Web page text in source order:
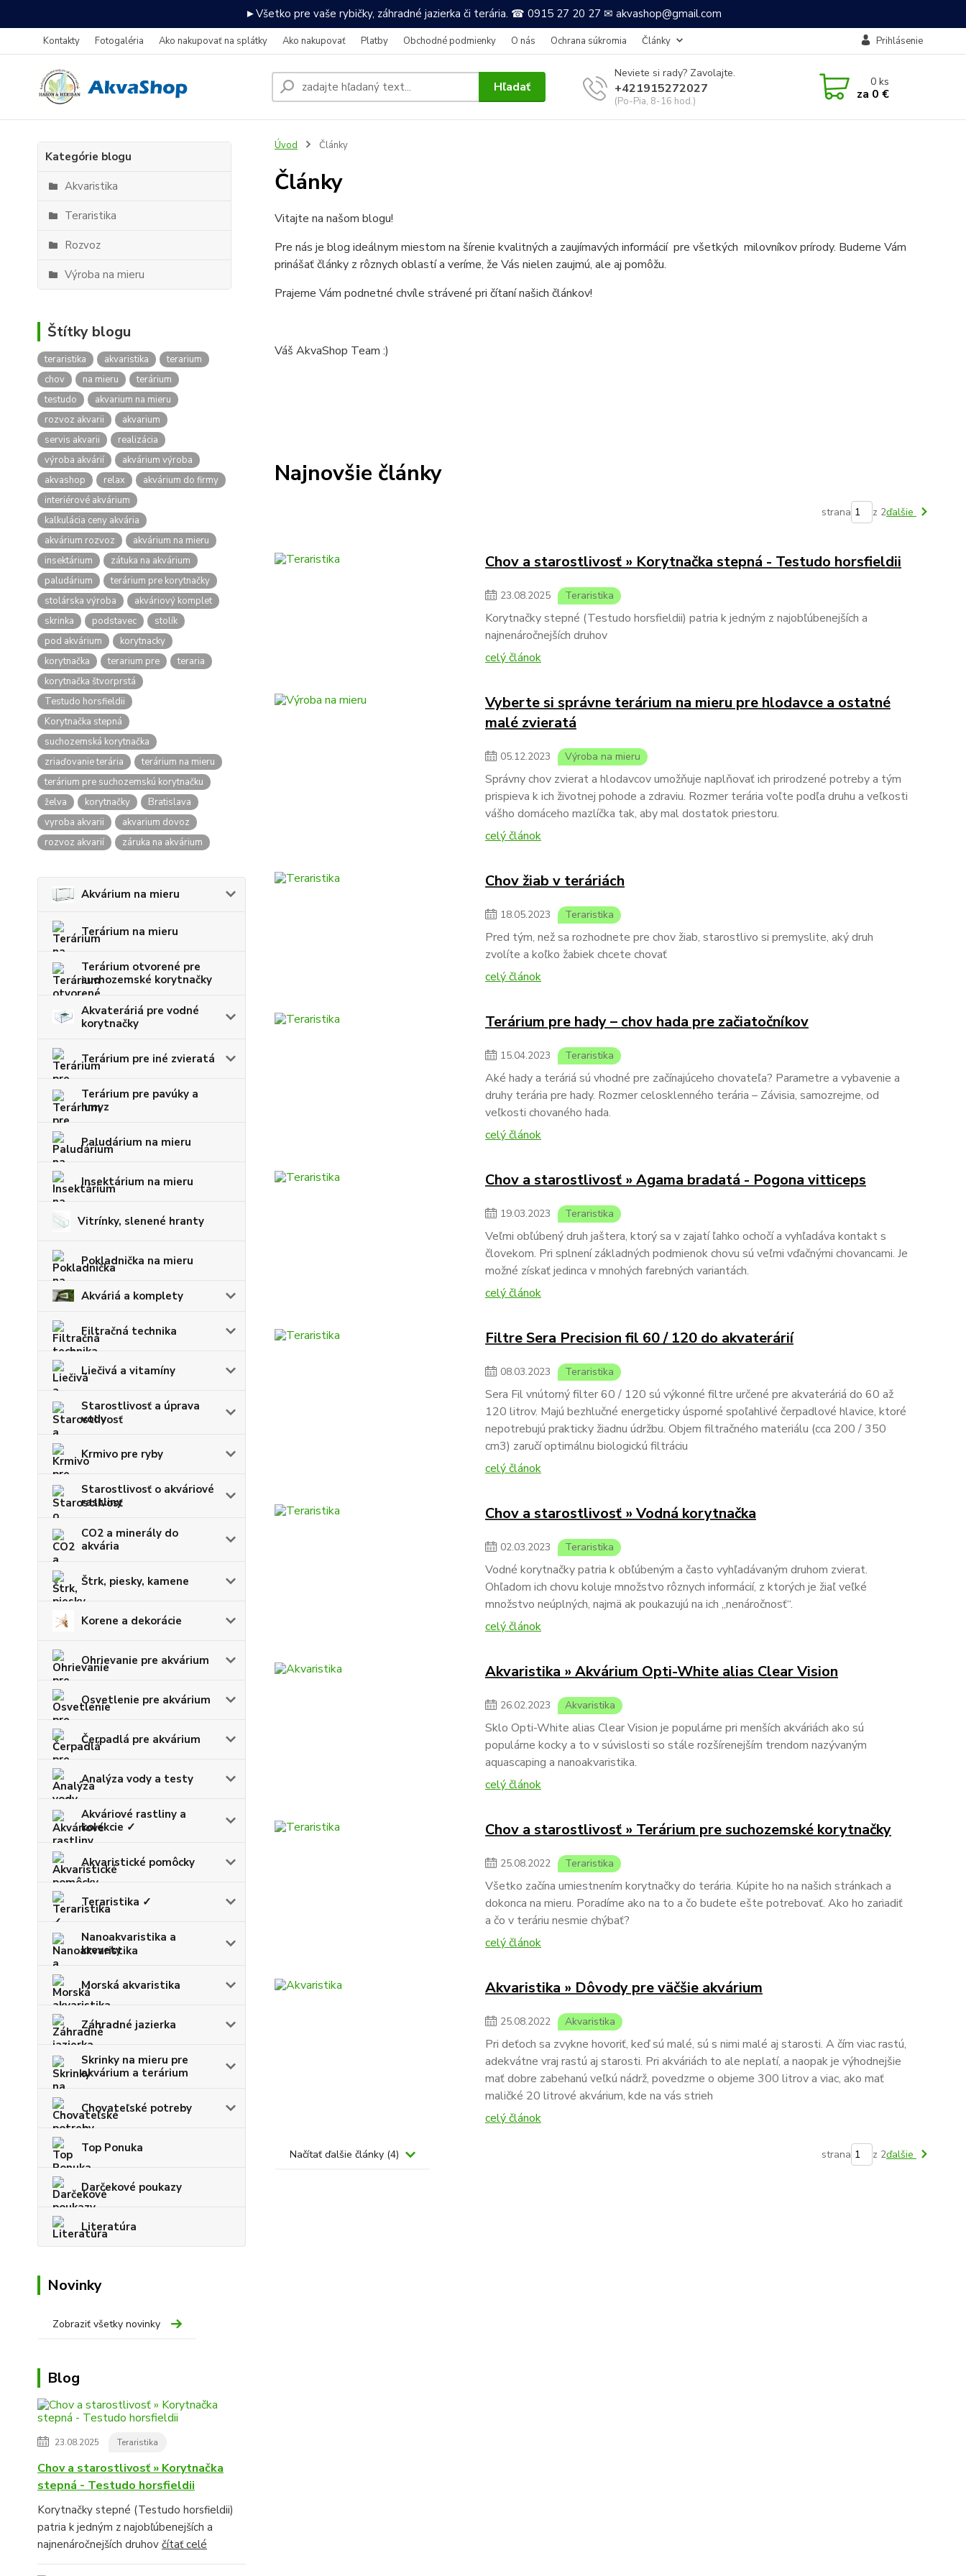
►Všetko pre vaše rybičky, záhradné jazierka či terária. ☎ 0915 27 20 27 ✉ akvashop@gmail.com
Kontakty Fotogaléria Ako nakupovať na splátky Ako nakupovať Platby Obchodné podmienky O nás Ochrana súkromia Články Prihlásenie
Hľadať
Neviete si rady? Zavolajte.
+421915272027
(Po-Pia, 8-16 hod.)
0ks
za 0 €
Kategórie blogu
Akvaristika
Teraristika
Rozvoz
Výroba na mieru
Štítky blogu
teraristika akvaristika
terarium
chov
na mieru
terárium
testudo
akvarium na mieru
rozvoz akvarii
akvarium
servis akvarii
realizácia
výroba akvárií
akvárium výroba
akvashop
relax
akvárium do firmy
interiérové akvárium
kalkulácia ceny akvária
akvárium rozvoz
akvárium na mieru
insektárium
zátuka na akvárium
paludárium
terárium pre korytnačky
stolárska výroba
akváriový komplet
skrinka
podstavec
stolík
pod akvárium
korytnacky
korytnačka
terarium pre
teraria
korytnačka štvorprstá
Testudo horsfieldii
Korytnačka stepná
suchozemská korytnačka
zriaďovanie terária
terárium na mieru
terárium pre suchozemskú korytnačku
želva
korytnačky
Bratislava
vyroba akvarii
akvarium dovoz
rozvoz akvarií
záruka na akvárium
Akvárium na mieru
Terárium na mieru
Terárium otvorené pre
suchozemské korytnačky
Akvateráriá pre vodné
korytnačky
Terárium pre iné zvieratá
Terárium pre pavúky a
hmyz
Paludárium na mieru
Insektárium na mieru
Vitrínky, slenené hranty
Pokladnička na mieru
Akváriá a komplety
Filtračná technika
Liečivá a vitamíny
Starostlivosť a úprava
vody
Krmivo pre ryby
Starostlivosť o akváriové
rastliny
CO2 a minerály do
akvária
Štrk, piesky, kamene
Korene a dekorácie
Ohrievanie pre akvárium
Osvetlenie pre akvárium
Čerpadlá pre akvárium
Analýza vody a testy
Akváriové rastliny a
kolekcie ✓
Akvaristické pomôcky
Teraristika ✓
Nanoakvaristika a
krevety
Morská akvaristika
Záhradné jazierka
Skrinky na mieru pre
akvárium a terárium
Chovateľské potreby
Top Ponuka
Darčekové poukazy
Literatúra
Novinky
Zobraziť všetky novinky
Blog
23.08.2025 Teraristika
Chov a starostlivosť » Korytnačka
stepná - Testudo horsfieldii
Korytnačky stepné (Testudo horsfieldii)
patria k jedným z najobľúbenejších a
najnenáročnejších druhov čítať celé
Úvod Články
Články
Vitajte na našom blogu!
Pre nás je blog ideálnym miestom na šírenie kvalitných a zaujímavých informácií pre všetkých milovníkov prírody. Budeme Vám
prinášať články z rôznych oblastí a veríme, že Vás nielen zaujmú, ale aj pomôžu.
Prajeme Vám podnetné chvíle strávené pri čítaní našich článkov!
Váš AkvaShop Team :)
Najnovšie články
strana z 2ďalšie
Chov a starostlivosť » Korytnačka stepná - Testudo horsfieldii
23.08.2025 Teraristika
Korytnačky stepné (Testudo horsfieldii) patria k jedným z najobľúbenejších a
najnenáročnejších druhov
celý článok
Vyberte si správne terárium na mieru pre hlodavce a ostatné
malé zvieratá
05.12.2023 Výroba na mieru
Správny chov zvierat a hlodavcov umožňuje naplňovať ich prirodzené potreby a tým
prispieva k ich životnej pohode a zdraviu. Rozmer terária voľte podľa druhu a veľkosti
vášho domáceho mazlíčka tak, aby mal dostatok priestoru.
celý článok
Chov žiab v teráriách
18.05.2023 Teraristika
Pred tým, než sa rozhodnete pre chov žiab, starostlivo si premyslite, aký druh
zvolíte a koľko žabiek chcete chovať
celý článok
Terárium pre hady – chov hada pre začiatočníkov
15.04.2023 Teraristika
Aké hady a teráriá sú vhodné pre začínajúceho chovateľa? Parametre a vybavenie a
druhy terária pre hady. Rozmer celosklenného terária – Závisia, samozrejme, od
veľkosti chovaného hada.
celý článok
Chov a starostlivosť » Agama bradatá - Pogona vitticeps
19.03.2023 Teraristika
Veľmi obľúbený druh jaštera, ktorý sa v zajatí ľahko ochočí a vyhľadáva kontakt s
človekom. Pri splnení základných podmienok chovu sú veľmi vďačnými chovancami. Je
možné získať jedinca v mnohých farebných variantách.
celý článok
Filtre Sera Precision fil 60 / 120 do akvaterárií
08.03.2023 Teraristika
Sera Fil vnútorný filter 60 / 120 sú výkonné filtre určené pre akvateráriá do 60 až
120 litrov. Majú bezhlučné energeticky úsporné spoľahlivé čerpadlové hlavice, ktoré
nepotrebujú prakticky žiadnu údržbu. Objem filtračného materiálu (cca 200 / 350
cm3) zaručí optimálnu biologickú filtráciu
celý článok
Chov a starostlivosť » Vodná korytnačka
02.03.2023 Teraristika
Vodné korytnačky patria k obľúbeným a často vyhľadávaným druhom zvierat.
Ohľadom ich chovu koluje množstvo rôznych informácií, z ktorých je žiaľ veľké
množstvo neúplných, najmä ak poukazujú na ich „nenáročnosť“.
celý článok
Akvaristika » Akvárium Opti-White alias Clear Vision
26.02.2023 Akvaristika
Sklo Opti-White alias Clear Vision je populárne pri menších akváriách ako sú
populárne kocky a to v súvislosti so stále rozšírenejším trendom nazývaným
aquascaping a nanoakvaristika.
celý článok
Chov a starostlivosť » Terárium pre suchozemské korytnačky
25.08.2022 Teraristika
Všetko začína umiestnením korytnačky do terária. Kúpite ho na našich stránkach a
dokonca na mieru. Poradíme ako na to a čo budete ešte potrebovať. Ako ho zariadiť
a čo v teráriu nesmie chýbať?
celý článok
Akvaristika » Dôvody pre väčšie akvárium
25.08.2022 Akvaristika
Pri deťoch sa zvykne hovoriť, keď sú malé, sú s nimi malé aj starosti. A čím viac rastú,
adekvátne vraj rastú aj starosti. Pri akváriách to ale neplatí, a naopak je výhodnejšie
mať dobre zabehanú veľkú nádrž, povedzme o objeme 300 litrov a viac, ako mať
maličké 20 litrové akvárium, kde na vás strieh
celý článok
Načítať ďalšie články (4) strana z 2ďalšie